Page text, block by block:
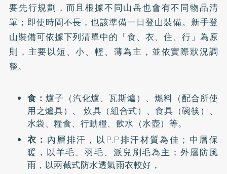
要先行規劃，而且根據不同山岳也會有不同物品清
單；即使時間不長，也該準備一日登山裝備。新手登
山裝備可依據下列清單中的「食、衣、住、行」為原
則，主要以短、小、輕、薄為主，並依實際狀況調
整。
食： 爐子（汽化爐、瓦斯爐）、燃料（配合所使
用之爐具）、 炊具（組合式）、食具（碗筷）、
水袋、糧食、行動糧、飲水（水壺）等。
衣： 內層排汗，以P.P排汗材質為佳；中層保
暖，以羊毛、羽毛、派兒刷毛為主；外層防風
雨，以兩截式防水透氣雨衣較好，